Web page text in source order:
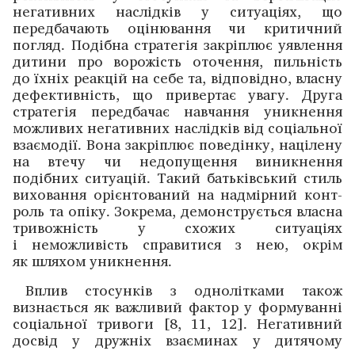
негативних ­наслідків у ситуа­ціях, що
передбачають оцінювання чи критичний
погляд. Подібна стратегія закріп­лює ­уявлення
дитини про ворожість оточення, пильність
до їхніх реакцій на себе та, відповідно, власну
дефективність, що привертає увагу. ­Друга
стратегія передбачає навча­ння уникнення
можливих негативних наслідків від соціальної
взаємодії. Вона закріп­лює поведінку, націлену
на втечу чи недопущення виникнення
подібних ситуацій. ­Такий ­батьківський стиль
виховання орієнтований на ­надмірний конт­
роль та опіку. Зокрема, демонструється ­власна
тривожність у схожих ситуаціях
і неможливість ­спра­витися з нею, окрім
як шляхом уникнення.
Вплив стосунків з однолітками також
визнається як важливий фактор у формуванні
соціальної тривоги [8, 11, 12]. Негативний
досвід у дружніх взаєминах у дитячому